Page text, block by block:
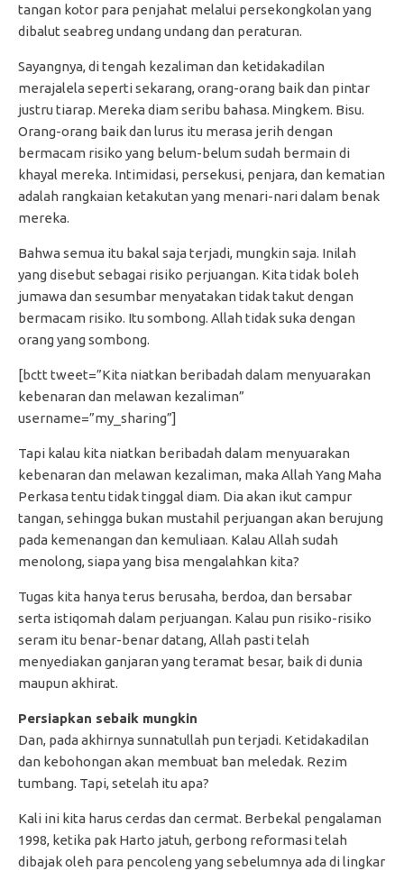
tangan kotor para penjahat melalui persekongkolan yang
dibalut seabreg undang undang dan peraturan.
Sayangnya, di tengah kezaliman dan ketidakadilan
merajalela seperti sekarang, orang-orang baik dan pintar
justru tiarap. Mereka diam seribu bahasa. Mingkem. Bisu.
Orang-orang baik dan lurus itu merasa jerih dengan
bermacam risiko yang belum-belum sudah bermain di
khayal mereka. Intimidasi, persekusi, penjara, dan kematian
adalah rangkaian ketakutan yang menari-nari dalam benak
mereka.
Bahwa semua itu bakal saja terjadi, mungkin saja. Inilah
yang disebut sebagai risiko perjuangan. Kita tidak boleh
jumawa dan sesumbar menyatakan tidak takut dengan
bermacam risiko. Itu sombong. Allah tidak suka dengan
orang yang sombong.
[bctt tweet=”Kita niatkan beribadah dalam menyuarakan
kebenaran dan melawan kezaliman”
username=”my_sharing”]
Tapi kalau kita niatkan beribadah dalam menyuarakan
kebenaran dan melawan kezaliman, maka Allah Yang Maha
Perkasa tentu tidak tinggal diam. Dia akan ikut campur
tangan, sehingga bukan mustahil perjuangan akan berujung
pada kemenangan dan kemuliaan. Kalau Allah sudah
menolong, siapa yang bisa mengalahkan kita?
Tugas kita hanya terus berusaha, berdoa, dan bersabar
serta istiqomah dalam perjuangan. Kalau pun risiko-risiko
seram itu benar-benar datang, Allah pasti telah
menyediakan ganjaran yang teramat besar, baik di dunia
maupun akhirat.
Persiapkan sebaik mungkin
Dan, pada akhirnya sunnatullah pun terjadi. Ketidakadilan
dan kebohongan akan membuat ban meledak. Rezim
tumbang. Tapi, setelah itu apa?
Kali ini kita harus cerdas dan cermat. Berbekal pengalaman
1998, ketika pak Harto jatuh, gerbong reformasi telah
dibajak oleh para pencoleng yang sebelumnya ada di lingkar